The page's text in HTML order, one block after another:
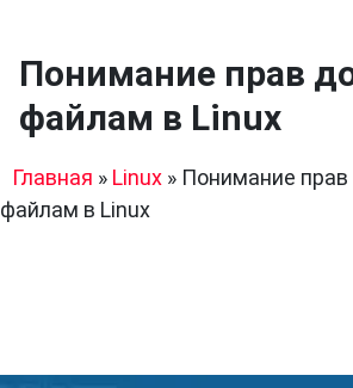
Понимание прав
файлам в Linux
Главная » Linux » Понимание прав
файлам в Linux